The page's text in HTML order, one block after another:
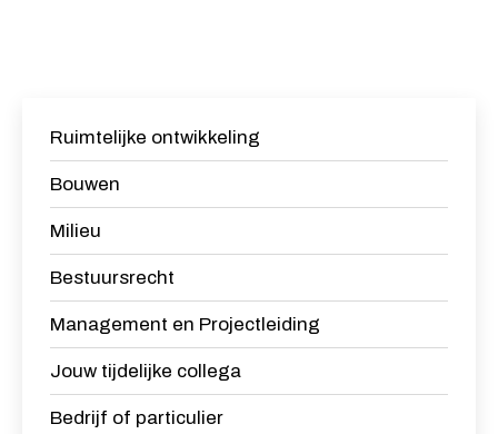
Ruimtelijke ontwikkeling
Bouwen
Milieu
Bestuursrecht
Management en Projectleiding
Jouw tijdelijke collega
Bedrijf of particulier